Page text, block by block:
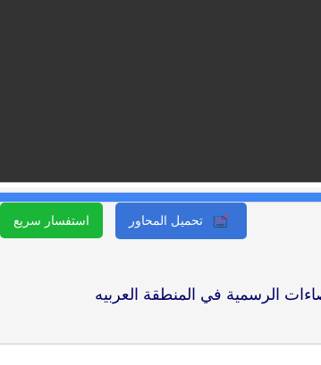
استفسار سريع
الرسمية في المنطقة العربيه